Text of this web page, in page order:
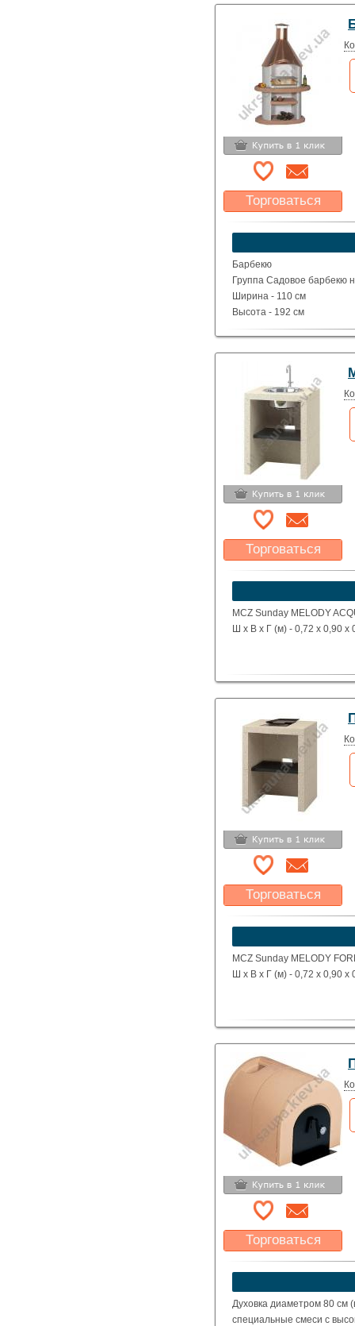
Торговаться
Какая цена Вас
устроит?
Указать цену
Барбекю
Группа Садовое барбекю
Ширина - 110 см
Высота - 192 см
Глубина - 73 см
Торговаться
Какая цена Вас
устроит?
Указать цену
MCZ Sunday MELODY
Ш х В х Г (м) - 0,72 х 0,90 х
Торговаться
Какая цена Вас
устроит?
Указать цену
MCZ Sunday MELODY
Ш х В х Г (м) - 0,72 х 0,90 х
Торговаться
Какая цена Вас
устроит?
Духовка диаметром 80 см
специальные смеси с